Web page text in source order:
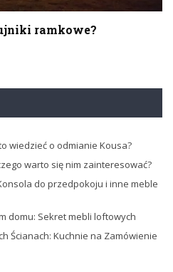
ramkowe?
wiedzieć o odmianie Kousa?
warto się nim zainteresować?
do przedpokoju i inne meble
domu: Sekret mebli loftowych
Ścianach: Kuchnie na Zamówienie